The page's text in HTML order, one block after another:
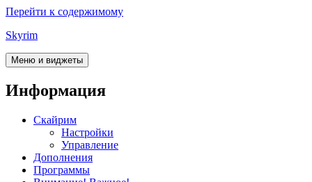
Перейти к содержимому
Skyrim
Меню и виджеты
Информация
Скайрим
Настройки
Управление
Дополнения
Программы